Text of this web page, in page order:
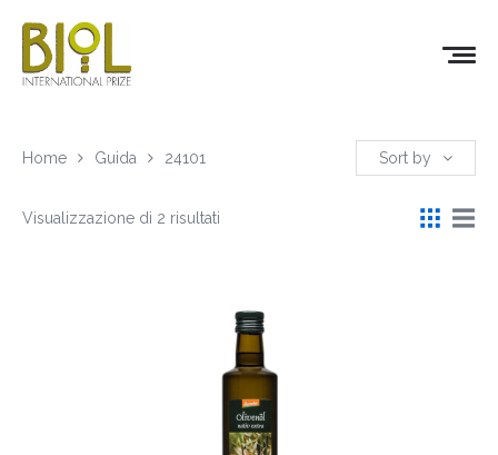
Home Guida 24101 Sort by
Visualizzazione di 2 risultati